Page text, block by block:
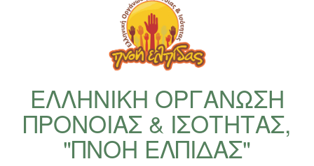
ΕΛΛΗΝΙΚΗ ΟΡΓΑΝΩΣΗ
ΠΡΟΝΟΙΑΣ & ΙΣΟΤΗΤΑΣ,
"ΠΝΟΗ ΕΛΠΙΔΑΣ"